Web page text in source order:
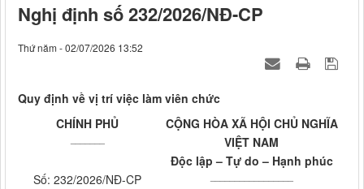
Nghị định số 232/2026/NĐ-CP
Thứ năm - 02/07/2026 13:52
Quy định về vị trí việc làm viên chức
CHÍNH PHỦ
Số: 232/2026/NĐ-CP
CỘNG HÒA XÃ HỘI CHỦ NGHĨA
VIỆT NAM
Độc lập – Tự do – Hạnh phúc